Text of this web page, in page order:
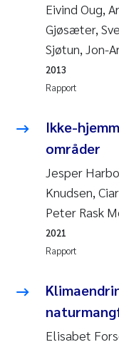
Bert van
Marianne
Kathinka
Caroline
Hans Nicolai
Mari Moren
Helene
Liv Bente
Maeve
Eivind Oug,
Gjøsæter,
Sjøtun, Jon-
Rapport
2013
Ikke-
områder
Jesper
Knudsen,
Peter Rask
Rapport
2021
Elisabet